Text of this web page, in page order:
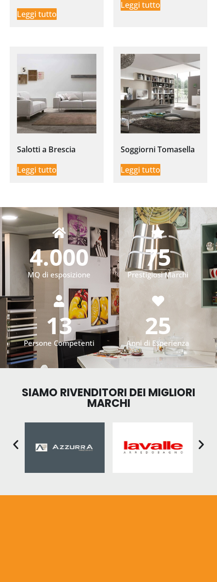
Leggi tutto
Leggi tutto
Salotti a Brescia
Leggi tutto
Soggiorni Tomasella
Leggi tutto
MQ di esposizione
4.000
Prestigiosi Marchi
75
Persone Competenti
13
Anni di Esperienza
25
SIAMO RIVENDITORI DEI MIGLIORI
MARCHI